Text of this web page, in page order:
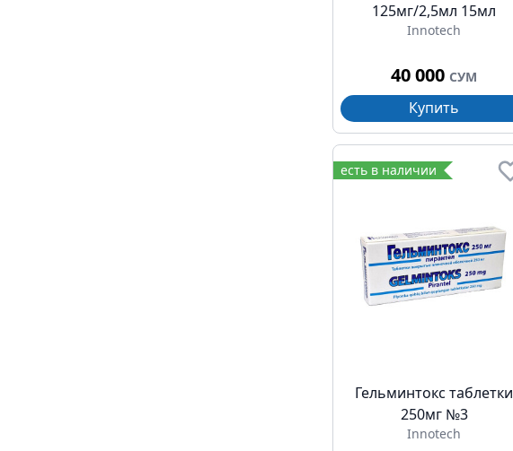
125мг/2,5мл 15мл
Innotech
40 000 СУМ
Купить
есть в наличии
Гельминтокс таблетки
250мг №3
Innotech